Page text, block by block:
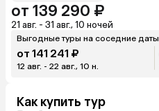
от 139 290 ₽
21 авг. - 31 авг., 10 ночей
Выгодные туры на соседние даты
от 141 241 ₽
12 авг. - 22 авг., 10 н.
Как купить тур